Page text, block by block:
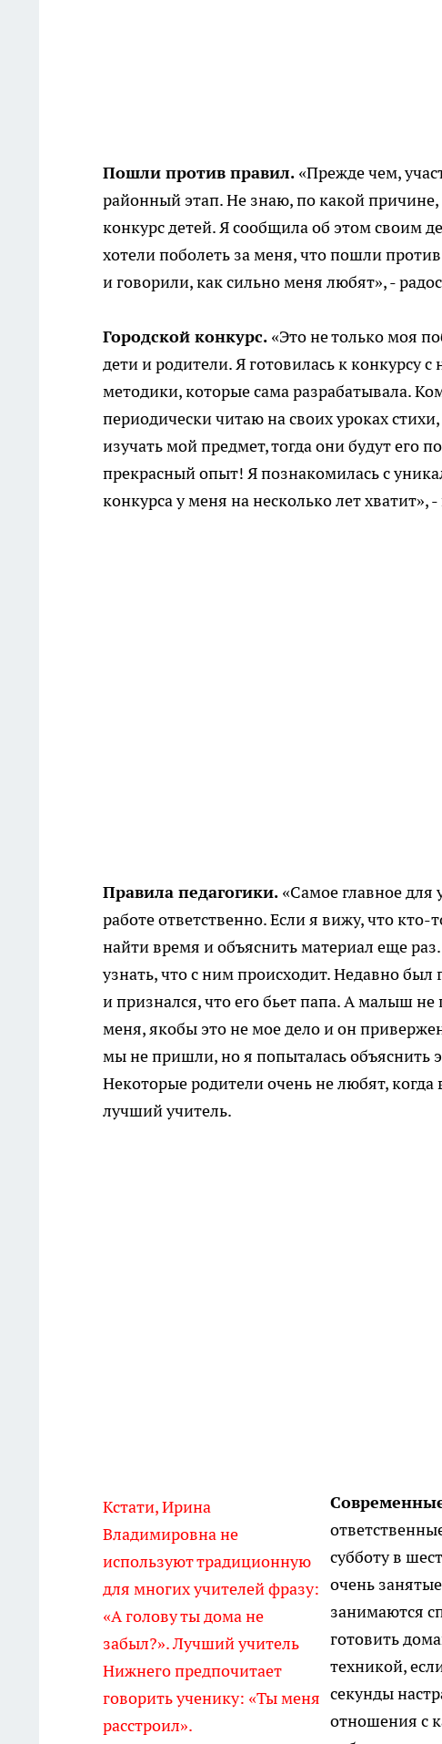
Пошли против правил. «Прежде чем,
районный этап. Не знаю, по какой
конкурс детей. Я сообщила об этом своим
хотели поболеть за меня, что пошли
и говорили, как сильно меня любят», -
Городской конкурс. «Это не только моя
дети и родители. Я готовилась к конкурсу
методики, которые сама разрабатывала.
периодически читаю на своих уроках
изучать мой предмет, тогда они будут его
прекрасный опыт! Я познакомилась с
конкурса у меня на несколько лет
Правила педагогики. «Самое главное для
работе ответственно. Если я вижу, что
найти время и объяснить материал еще
узнать, что с ним происходит. Недавно
и признался, что его бьет папа. А малыш не
меня, якобы это не мое дело и он
мы не пришли, но я попыталась объяснить
Некоторые родители очень не любят,
лучший учитель.
Кстати, Ирина
Владимировна не
используют традиционную
для многих учителей фразу:
«А голову ты дома не
забыл?». Лучший учитель
Нижнего предпочитает
говорить ученику: «Ты меня
расстроил».
субботу в
очень
занимаются
готовить
техникой,
секунды
отношения с